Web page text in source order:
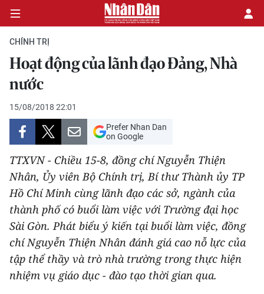
CHÍNH TRỊ
KINH TẾ
VĂN HÓA
XÃ HỘI
PHÁP LUẬT
DU LỊCH
THẾ GIỚI
THỂ THAO
CHÍNH TRỊ
Hoạt động của lãnh đạo Ðảng, Nhà
nước
15/08/2018 22:01
Prefer Nhan Dan
on Google
TTXVN - Chiều 15-8, đồng chí Nguyễn Thiện
Nhân, Ủy viên Bộ Chính trị, Bí thư Thành ủy TP
Hồ Chí Minh cùng lãnh đạo các sở, ngành của
thành phố có buổi làm việc với Trường đại học
Sài Gòn. Phát biểu ý kiến tại buổi làm việc, đồng
chí Nguyễn Thiện Nhân đánh giá cao nỗ lực của
tập thể thầy và trò nhà trường trong thực hiện
nhiệm vụ giáo dục - đào tạo thời gian qua.